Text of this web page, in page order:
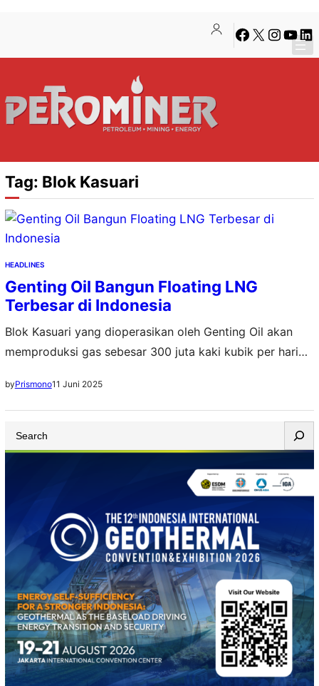
konten
content
Facebook
X Instagram
Tag: Blok Kasuari
HEADLINES
Genting Oil Bangun Floating LNG
Terbesar di Indonesia
Blok Kasuari yang dioperasikan oleh Genting Oil akan
memproduksi gas sebesar 300 juta kaki kubik per hari
byPrismono11 Juni 2025
e